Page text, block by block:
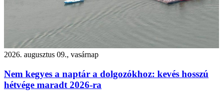
2026. augusztus 09., vasárnap
Nem kegyes a naptár a dolgozókhoz: kevés hosszú
hétvége maradt 2026-ra